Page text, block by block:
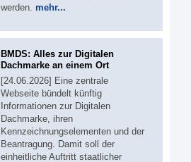
werden. mehr...
BMDS: Alles zur Digitalen
Dachmarke an einem Ort
[24.06.2026] Eine zentrale
Webseite bündelt künftig
Informationen zur Digitalen
Dachmarke, ihren
Kennzeichnungselementen und der
Beantragung. Damit soll der
einheitliche Auftritt staatlicher